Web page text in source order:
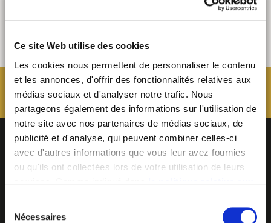
Ce site Web utilise des cookies
Les cookies nous permettent de personnaliser le contenu
et les annonces, d'offrir des fonctionnalités relatives aux
médias sociaux et d'analyser notre trafic. Nous
partageons également des informations sur l'utilisation de
notre site avec nos partenaires de médias sociaux, de
publicité et d'analyse, qui peuvent combiner celles-ci
avec d'autres informations que vous leur avez fournies
ou qu'ils ont collectées lors de votre utilisation de leurs
cliquant sur « tout autoriser » ; vous refusez ce dépôt de
Nécessaires